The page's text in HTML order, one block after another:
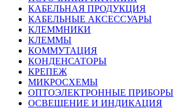
КАБЕЛЬНАЯ ПРОДУКЦИЯ
КАБЕЛЬНЫЕ АКСЕССУАРЫ
КЛЕММНИКИ
КЛЕММЫ
КОММУТАЦИЯ
КОНДЕНСАТОРЫ
КРЕПЕЖ
МИКРОСХЕМЫ
ОПТОЭЛЕКТРОННЫЕ ПРИБОРЫ
ОСВЕЩЕНИЕ И ИНДИКАЦИЯ